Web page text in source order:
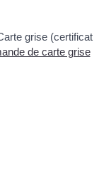
grise (certificat
de carte grise